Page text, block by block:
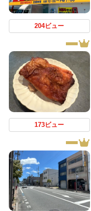
204ビュー
173ビュー